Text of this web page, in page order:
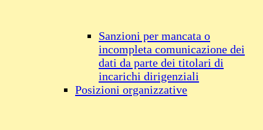
Sanzioni per mancata o
incompleta comunicazione dei
dati da parte dei titolari di
incarichi dirigenziali
Posizioni organizzative